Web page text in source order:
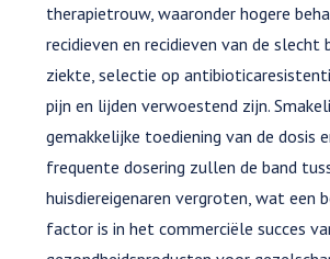
therapietrouw, waaronder hogere
recidieven en recidieven van de slecht
ziekte, selectie op
pijn en lijden verwoestend zijn.
gemakkelijke toediening van de dosis
frequente dosering zullen de band
huisdiereigenaren vergroten, wat een
factor is in het commerciële succes